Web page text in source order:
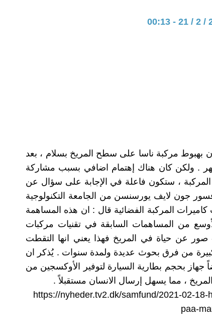
بهبوط مركبة ناسا على سطح المريخ بسلام ، بعد
. ولكن كان هناك إهتمام اضافي بسبب مشاركة
المركبة ، ستكون فاعلة في الإجابة على سؤال عن
جون لايف يورسنسن من الجامعة التكنولوجية
المركبة الفضائية قال : ان هذه المساهمة
الأوسع من المساهمات السابقة في تقنيات مركبات
عن حياة في المريخ فهذا يعني انها التقطت
كبيرة من فرق بحوث عديدة ولمدة سنوات . يُذكر ان
جهاز بحجم بطارية السيارة لتوفير الأوكسجين من
، مما يسهل إرسال الانسان مستقبلاً .
https://nyheder.tv2.dk/samfund/2021-02-
paa-